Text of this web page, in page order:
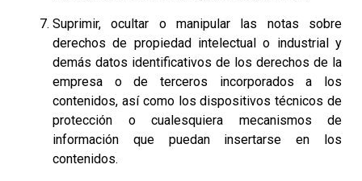
Suprimir, ocultar o manipular las notas sobre
derechos de propiedad intelectual o industrial y
demás datos identificativos de los derechos de la
empresa o de terceros incorporados a los
contenidos, así como los dispositivos técnicos de
protección o cualesquiera mecanismos de
información que puedan insertarse en los
contenidos.